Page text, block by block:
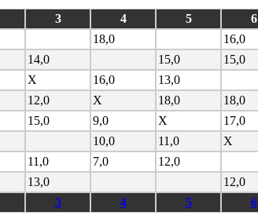
3 4 5 6
18,0 16,0
14,0 15,0 15,0
X 16,0 13,0
12,0 X 18,0 18,0
15,0 9,0 X 17,0
10,0 11,0 X
11,0 7,0 12,0
13,0 12,0
3 4 5 6